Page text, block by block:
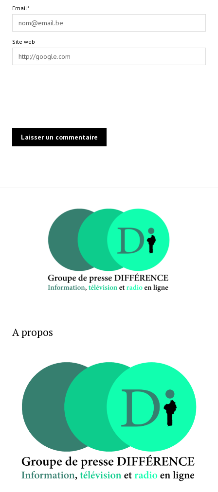
Email*
Site web
A propos